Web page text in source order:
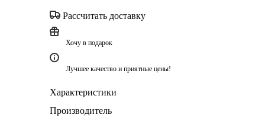
Рассчитать доставку
Хочу в подарок
Лучшее качество и приятные цены!
Характеристики
Производитель